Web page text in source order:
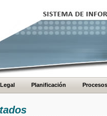
Planificación Procesos